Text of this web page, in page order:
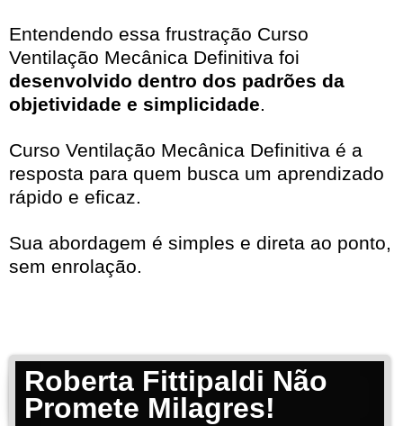
Entendendo essa frustração Curso
Ventilação Mecânica Definitiva foi
desenvolvido dentro dos padrões da
objetividade e simplicidade.
Curso Ventilação Mecânica Definitiva é a
resposta para quem busca um aprendizado
rápido e eficaz.
Sua abordagem é simples e direta ao ponto,
sem enrolação.
Roberta Fittipaldi Não
Promete Milagres!